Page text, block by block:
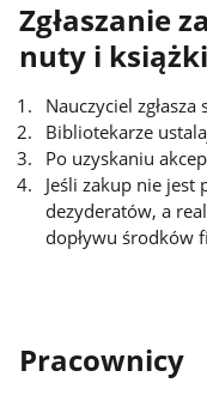
Zgłaszanie
nuty i książki
Nauczyciel
Bibliotekarze
Po uzyskaniu
Jeśli zakup nie
dezyderatów, a
dopływu środków
Pracownicy